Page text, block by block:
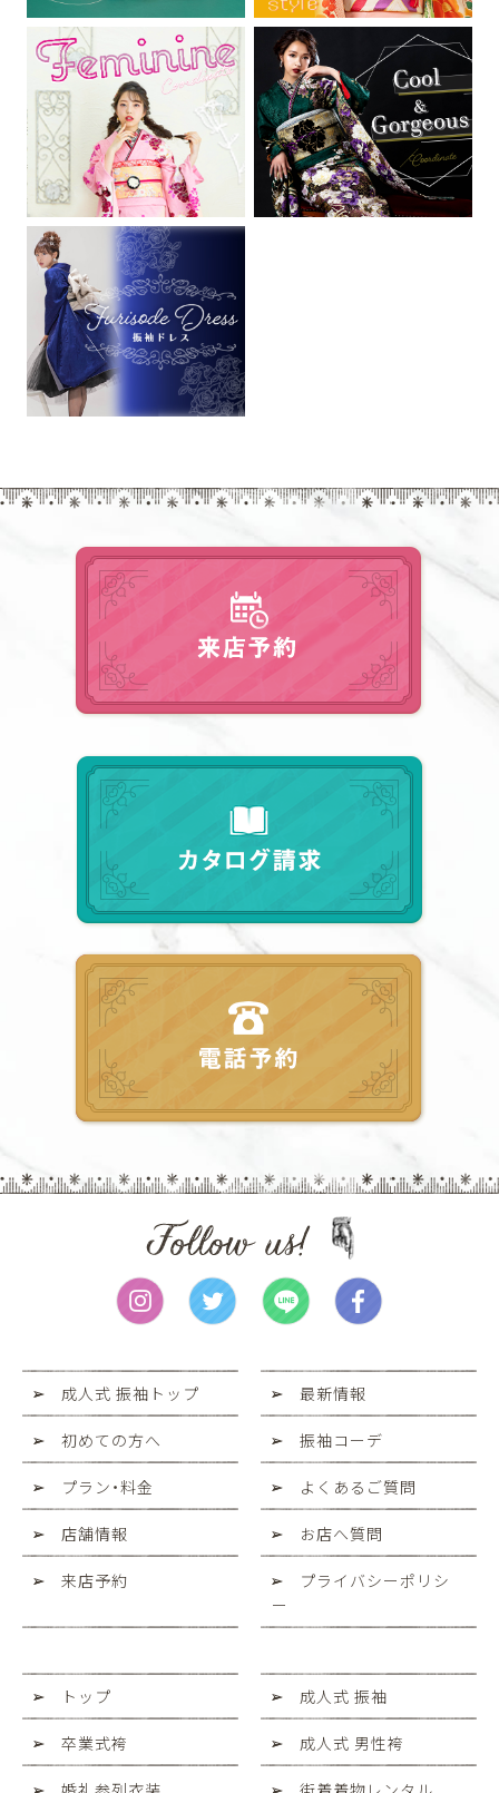
成人式 振袖トップ 最新情報
初めての方へ 振袖コーデ
プラン・料金 よくあるご質問
店舗情報 お店へ質問
来店予約
プライバシーポリシ
ー
トップ 成人式 振袖
卒業式袴 成人式 男性袴